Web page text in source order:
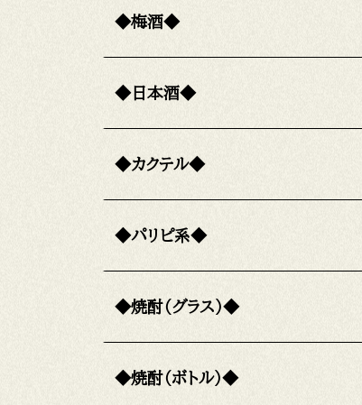
◆梅酒◆
◆日本酒◆
◆カクテル◆
◆パリピ系◆
◆焼酎（グラス）◆
◆焼酎（ボトル）◆